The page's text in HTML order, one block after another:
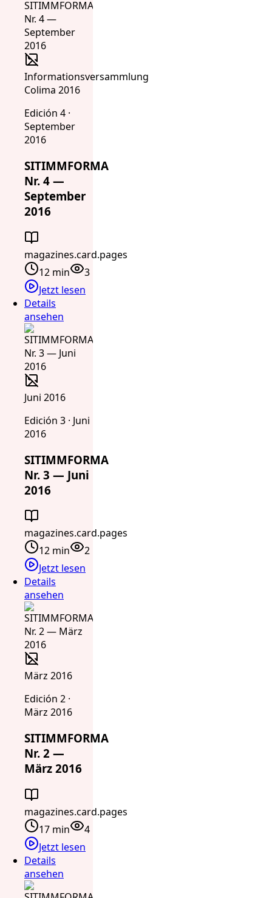
Informationsversammlung
Colima 2016
Edición 4 ·
September
2016
SITIMMFORMA
Nr. 4 —
September
2016
magazines.card.pages
12 min
3
Jetzt lesen
Details
ansehen
Juni 2016
Edición 3 · Juni
2016
SITIMMFORMA
Nr. 3 — Juni
2016
magazines.card.pages
12 min
2
Jetzt lesen
Details
ansehen
März 2016
Edición 2 ·
März 2016
SITIMMFORMA
Nr. 2 —
März 2016
magazines.card.pages
17 min
4
Jetzt lesen
Details
ansehen